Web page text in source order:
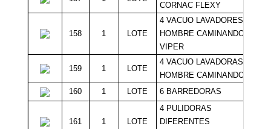
CORNAC FLEXY
158 1 LOTE
4 VACUO LAVADORES
HOMBRE CAMINANDO
VIPER
159 1 LOTE
4 VACUO LAVADORAS
HOMBRE CAMINANDO
160 1 LOTE 6 BARREDORAS
161 1 LOTE
4 PULIDORAS
DIFERENTES